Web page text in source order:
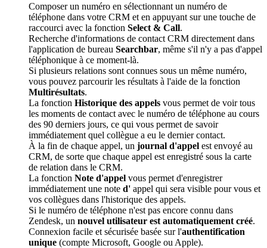
Composer un numéro en sélectionnant un numéro de
téléphone dans votre CRM et en appuyant sur une touche de
raccourci avec la fonction Select & Call.
Recherche d'informations de contact CRM directement dans
l'application de bureau Searchbar, même s'il n'y a pas d'appel
téléphonique à ce moment-là.
Si plusieurs relations sont connues sous un même numéro,
vous pouvez parcourir les résultats à l'aide de la fonction
Multirésultats.
La fonction Historique des appels vous permet de voir tous
les moments de contact avec le numéro de téléphone au cours
des 90 derniers jours, ce qui vous permet de savoir
immédiatement quel collègue a eu le dernier contact.
À la fin de chaque appel, un journal d'appel est envoyé au
CRM, de sorte que chaque appel est enregistré sous la carte
de relation dans le CRM.
La fonction Note d'appel vous permet d'enregistrer
immédiatement une note d' appel qui sera visible pour vous et
vos collègues dans l'historique des appels.
Si le numéro de téléphone n'est pas encore connu dans
Zendesk, un nouvel utilisateur est automatiquement créé.
Connexion facile et sécurisée basée sur l'authentification
unique (compte Microsoft, Google ou Apple).